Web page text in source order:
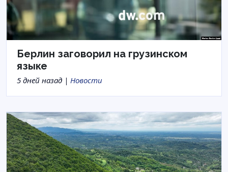
Берлин заговорил на грузинском
языке
5 дней назад | Новости